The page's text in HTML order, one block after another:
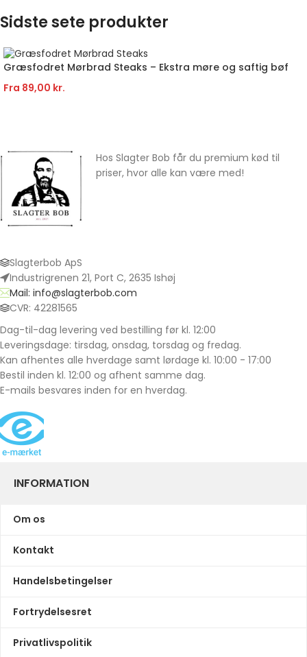
Sidste sete produkter
Græsfodret Mørbrad Steaks – Ekstra møre og saftig bøf
Fra 89,00 kr.
Hos Slagter Bob får du premium kød til
priser, hvor alle kan være med!
Slagterbob ApS
Industrigrenen 21, Port C, 2635 Ishøj
Mail: info@slagterbob.com
CVR: 42281565
Dag-til-dag levering ved bestilling før kl. 12:00
Leveringsdage: tirsdag, onsdag, torsdag og fredag.
Kan afhentes alle hverdage samt lørdage kl. 10:00 - 17:00
Bestil inden kl. 12:00 og afhent samme dag.
E-mails besvares inden for en hverdag.
INFORMATION
Om os
Kontakt
Handelsbetingelser
Fortrydelsesret
Privatlivspolitik